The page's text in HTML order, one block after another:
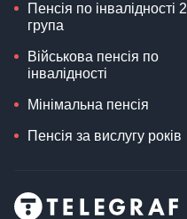
Пенсія по інвалідності 2
група
Військова пенсія по
інвалідності
Мінімальна пенсія
Пенсія за вислугу років